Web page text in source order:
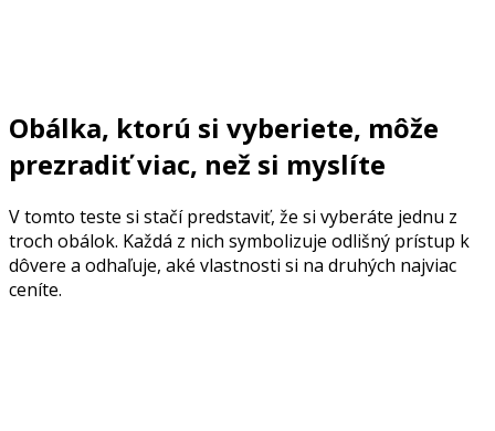
Obálka, ktorú si vyberiete, môže
prezradiť viac, než si myslíte
V tomto teste si stačí predstaviť, že si vyberáte jednu z
troch obálok. Každá z nich symbolizuje odlišný prístup k
dôvere a odhaľuje, aké vlastnosti si na druhých najviac
ceníte.